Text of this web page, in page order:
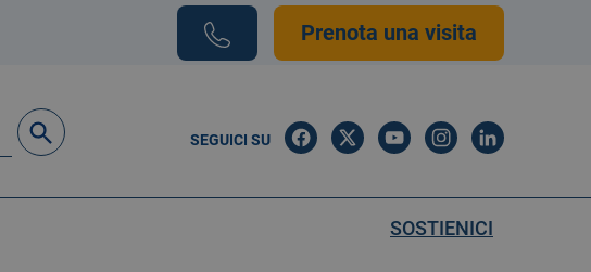
Prenota una visita
SEGUICI SU
SOSTIENICI